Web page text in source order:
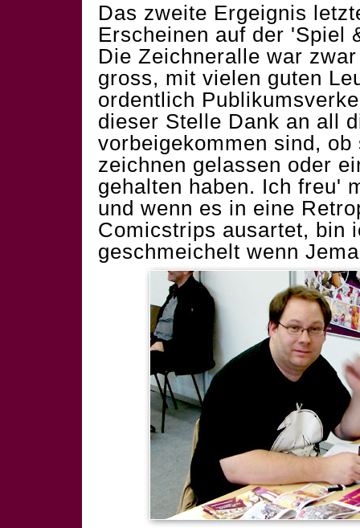
Das zweite Ergeignis
Erscheinen auf der 'Spiel
Die Zeichneralle war
gross, mit vielen guten
ordentlich
dieser Stelle Dank an all
vorbeigekommen sind,
zeichnen gelassen oder
gehalten haben. Ich freu'
und wenn es in eine
Comicstrips ausartet, bin
geschmeichelt wenn